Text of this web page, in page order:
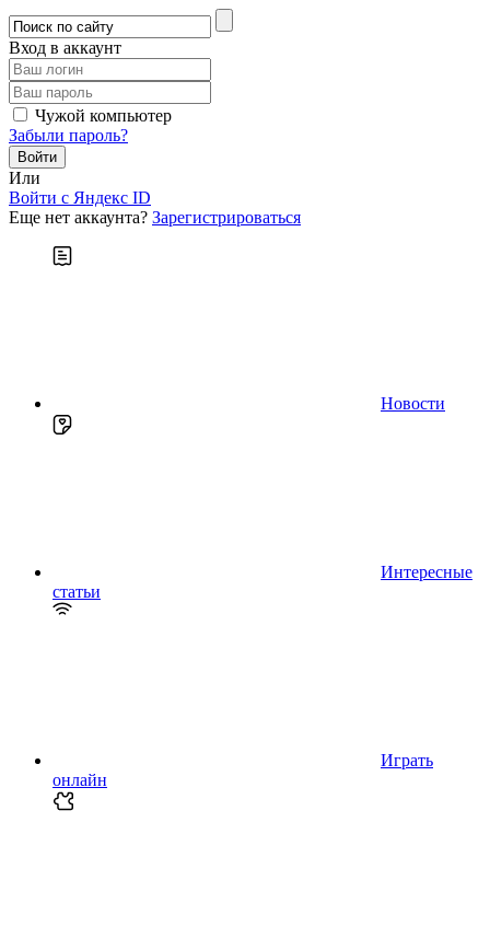
Вход в аккаунт
Чужой компьютер
Забыли пароль?
Или
Войти c Яндекс ID
Еще нет аккаунта? Зарегистрироваться
Новости
Интересные
статьи
Играть
онлайн